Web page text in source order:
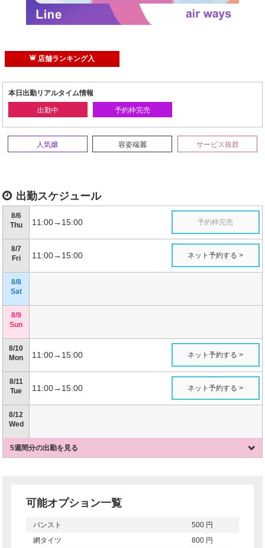
店舗ランキング入
本日出勤リアルタイム情報
出勤中 予約枠完売
人気嬢 容姿端麗 サービス抜群
出勤スケジュール
8/6
Thu
8/7
Fri
8/8
Sat
8/9
Sun
8/10
Mon
8/11
Tue
8/12
Wed
11:00→15:00 予約枠完売
11:00→15:00 ネット予約する >
11:00→15:00 ネット予約する >
11:00→15:00 ネット予約する >
5週間分の出勤を見る
可能オプション一覧
パンスト
500 円
網タイツ
800 円